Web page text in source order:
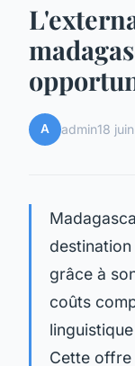
A admin18
destination
grâce à
coûts
Cette offre